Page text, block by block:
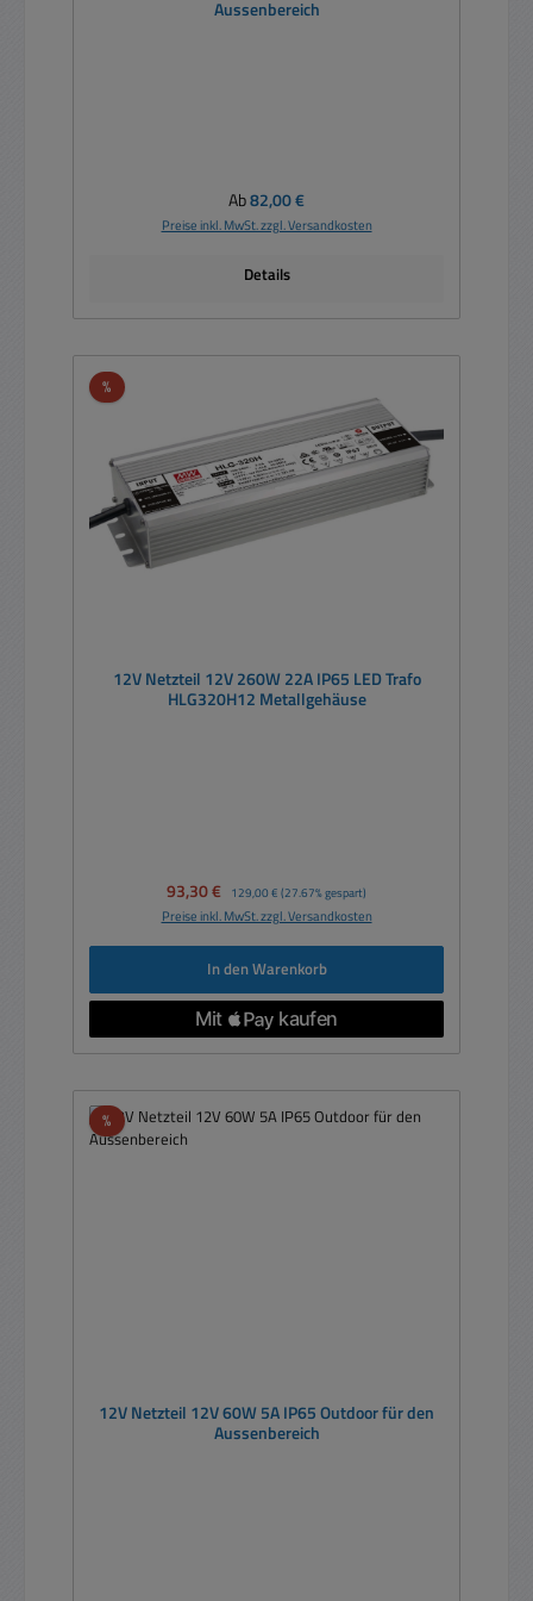
Aussenbereich
Regulärer Preis:
Ab82,00 €
Preise inkl. MwSt. zzgl. Versandkosten
Details
%Rabatt
12V Netzteil 12V 260W 22A IP65 LED Trafo
HLG320H12 Metallgehäuse
Verkaufspreis:
93,30 € Regulärer Preis:
129,00 € (27.67% gespart)
Preise inkl. MwSt. zzgl. Versandkosten
In den Warenkorb
%Rabatt
12V Netzteil 12V 60W 5A IP65 Outdoor für den
Aussenbereich